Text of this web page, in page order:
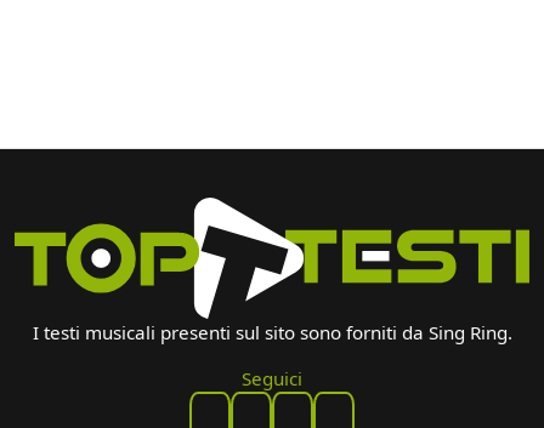
I testi musicali presenti sul sito sono forniti da Sing Ring.
Seguici